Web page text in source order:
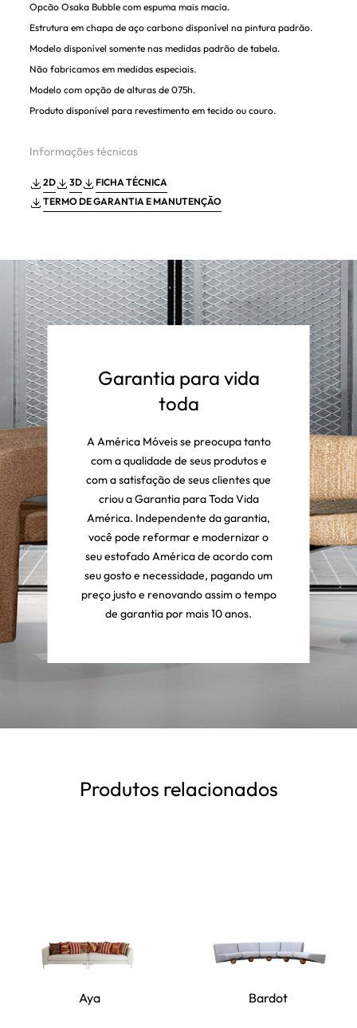
Opcão Osaka Bubble com espuma mais macia.
Estrutura em chapa de aço carbono disponível na pintura padrão.
Modelo disponível somente nas medidas padrão de tabela.
Não fabricamos em medidas especiais.
Modelo com opção de alturas de 075h.
Produto disponível para revestimento em tecido ou couro.
Informações técnicas
2D 3D
FICHA TÉCNICA
TERMO DE GARANTIA E MANUTENÇÃO
Garantia para vida
toda
A América Móveis se preocupa tanto
com a qualidade de seus produtos e
com a satisfação de seus clientes que
criou a Garantia para Toda Vida
América. Independente da garantia,
você pode reformar e modernizar o
seu estofado América de acordo com
seu gosto e necessidade, pagando um
preço justo e renovando assim o tempo
de garantia por mais 10 anos.
Produtos relacionados
Aya Bardot